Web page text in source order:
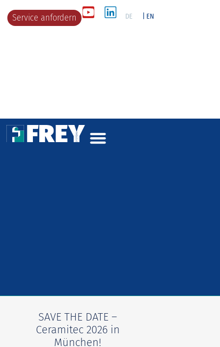
Service anfordern DE | EN
SAVE THE DATE –
Ceramitec 2026 in
München!